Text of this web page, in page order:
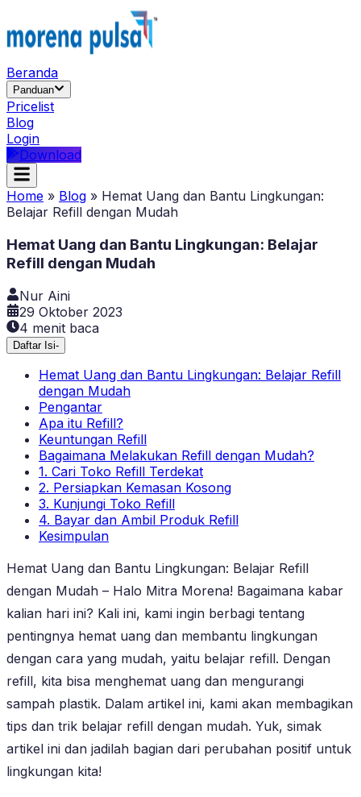
Beranda
Panduan
Pricelist
Blog
Login
Download
Home » Blog » Hemat Uang dan Bantu Lingkungan:
Belajar Refill dengan Mudah
Hemat Uang dan Bantu Lingkungan: Belajar
Refill dengan Mudah
Nur Aini
29 Oktober 2023
4 menit baca
Daftar Isi-
Hemat Uang dan Bantu Lingkungan: Belajar Refill
dengan Mudah
Pengantar
Apa itu Refill?
Keuntungan Refill
Bagaimana Melakukan Refill dengan Mudah?
1. Cari Toko Refill Terdekat
2. Persiapkan Kemasan Kosong
3. Kunjungi Toko Refill
4. Bayar dan Ambil Produk Refill
Kesimpulan
Hemat Uang dan Bantu Lingkungan: Belajar Refill
dengan Mudah – Halo Mitra Morena! Bagaimana kabar
kalian hari ini? Kali ini, kami ingin berbagi tentang
pentingnya hemat uang dan membantu lingkungan
dengan cara yang mudah, yaitu belajar refill. Dengan
refill, kita bisa menghemat uang dan mengurangi
sampah plastik. Dalam artikel ini, kami akan membagikan
tips dan trik belajar refill dengan mudah. Yuk, simak
artikel ini dan jadilah bagian dari perubahan positif untuk
lingkungan kita!